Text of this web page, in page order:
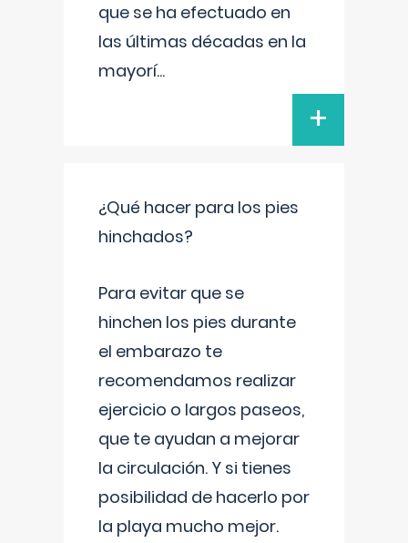
que se ha efectuado en
las últimas décadas en la
mayorí...
+
¿Qué hacer para los pies
hinchados?
Para evitar que se
hinchen los pies durante
el embarazo te
recomendamos realizar
ejercicio o largos paseos,
que te ayudan a mejorar
la circulación. Y si tienes
posibilidad de hacerlo por
la playa mucho mejor.